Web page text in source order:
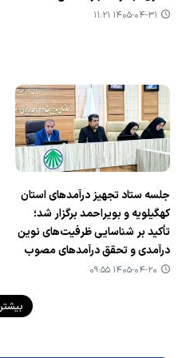
۱۴۰۵-۰۴-۳۱ ۱۱:۲۱
جلسه ستاد تجهیز درآمدهای استان
کهگیلویه و بویراحمد برگزار شد؛
تأکید بر شناسایی ظرفیت‌های نوین
درآمدی و تحقق درآمدهای مصوب
۱۴۰۵-۰۴-۲۰ ۰۹:۵۵
بیشتر